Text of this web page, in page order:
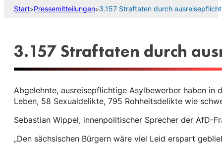
Start>Pressemitteilungen>3.157 Straftaten durch
3.157 Straftaten durch
Abgelehnte, ausreisepflichtige Asylbewerber haben in
Leben, 58 Sexualdelikte, 795 Rohheitsdelikte wie
Sebastian Wippel, innenpolitischer Sprecher der AfD-
„Den sächsischen Bürgern wäre viel Leid erspart